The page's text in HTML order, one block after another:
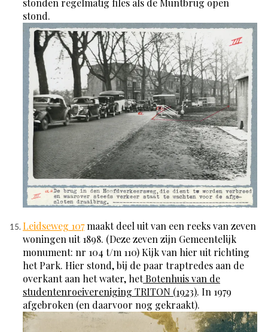
stonden regelmatig files als de Muntbrug open
stond.
Leidseweg 107maakt deel uit van een reeks van zeven
woningen uit 1898. (Deze zeven zijn Gemeentelijk
monument: nr 104 t/m 110) Kijk van hier uit richting
het Park. Hier stond, bij de paar traptredes aan de
overkant aan het water, hetBotenhuis van de
studentenroeivereniging TRITON (1923). In 1979
afgebroken (en daarvoor nog gekraakt).